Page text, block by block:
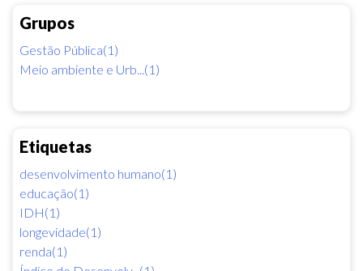
Grupos
Gestão Pública(1)
Meio ambiente e Urb...(1)
Etiquetas
desenvolvimento humano(1)
educação(1)
IDH(1)
longevidade(1)
renda(1)